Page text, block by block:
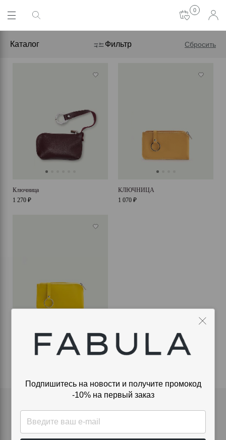
0
Каталог Фильтр Сбросить
Ключница
1 270 ₽
КЛЮЧНИЦА
1 070 ₽
КЛЮЧНИЦА
Подпишитесь на новости и получите
промокод -10% на первый заказ
Подпишитесь на новости и получите промокод
-10% на первый заказ